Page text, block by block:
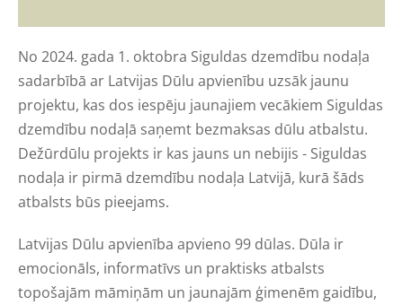
No 2024. gada 1. oktobra Siguldas dzemdību nodaļa
sadarbībā ar Latvijas Dūlu apvienību uzsāk jaunu
projektu, kas dos iespēju jaunajiem vecākiem Siguldas
dzemdību nodaļā saņemt bezmaksas dūlu atbalstu.
Dežūrdūlu projekts ir kas jauns un nebijis - Siguldas
nodaļa ir pirmā dzemdību nodaļa Latvijā, kurā šāds
atbalsts būs pieejams.
Latvijas Dūlu apvienība apvieno 99 dūlas. Dūla ir
emocionāls, informatīvs un praktisks atbalsts
topošajām māmiņām un jaunajām ģimenēm gaidību,